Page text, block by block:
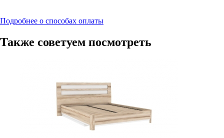
Подробнее о способах оплаты
Также советуем посмотреть